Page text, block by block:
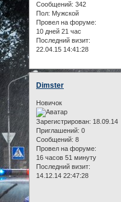
Сообщений: 342
Пол: Мужской
Провел на форуме:
10 дней 21 час
Последний визит:
22.04.15 14:41:28
Dimster
Новичок
Зарегистрирован: 18.09.14
Приглашений: 0
Сообщений: 8
Провел на форуме:
16 часов 51 минуту
Последний визит:
14.12.14 22:47:28